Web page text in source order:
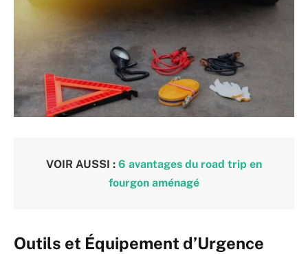
VOIR AUSSI : 6 avantages du road trip en
fourgon aménagé
Outils et Équipement d’Urgence